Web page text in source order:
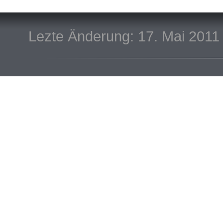
Lezte Änderung: 17. Mai